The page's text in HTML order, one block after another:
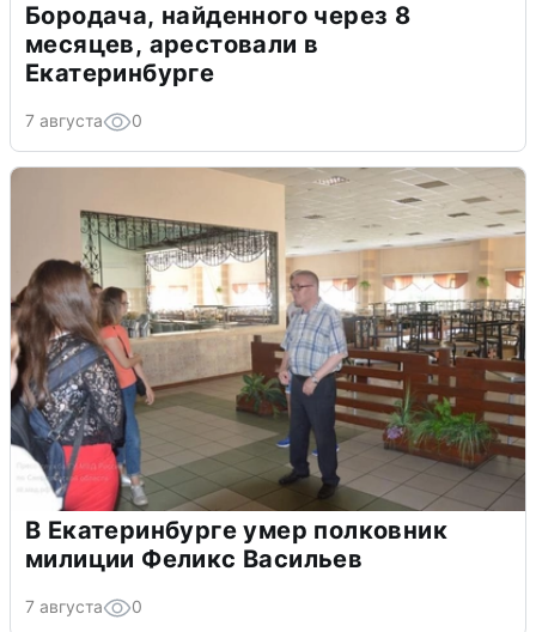
Бородача, найденного через 8
месяцев, арестовали в
Екатеринбурге
7 августа 0
В Екатеринбурге умер полковник
милиции Феликс Васильев
7 августа 0